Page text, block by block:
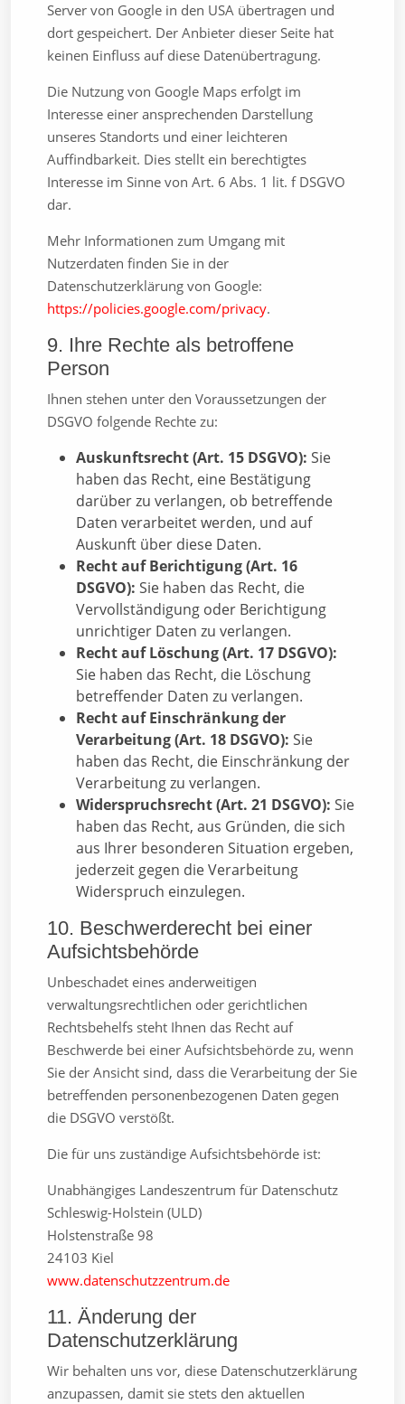
Server von Google in den USA übertragen und
dort gespeichert. Der Anbieter dieser Seite hat
keinen Einfluss auf diese Datenübertragung.
Die Nutzung von Google Maps erfolgt im
Interesse einer ansprechenden Darstellung
unseres Standorts und einer leichteren
Auffindbarkeit. Dies stellt ein berechtigtes
Interesse im Sinne von Art. 6 Abs. 1 lit. f DSGVO
dar.
Mehr Informationen zum Umgang mit
Nutzerdaten finden Sie in der
Datenschutzerklärung von Google:
https://policies.google.com/privacy.
9. Ihre Rechte als betroffene
Person
Ihnen stehen unter den Voraussetzungen der
DSGVO folgende Rechte zu:
Auskunftsrecht (Art. 15 DSGVO): Sie
haben das Recht, eine Bestätigung
darüber zu verlangen, ob betreffende
Daten verarbeitet werden, und auf
Auskunft über diese Daten.
Recht auf Berichtigung (Art. 16
DSGVO): Sie haben das Recht, die
Vervollständigung oder Berichtigung
unrichtiger Daten zu verlangen.
Recht auf Löschung (Art. 17 DSGVO):
Sie haben das Recht, die Löschung
betreffender Daten zu verlangen.
Recht auf Einschränkung der
Verarbeitung (Art. 18 DSGVO): Sie
haben das Recht, die Einschränkung der
Verarbeitung zu verlangen.
Widerspruchsrecht (Art. 21 DSGVO): Sie
haben das Recht, aus Gründen, die sich
aus Ihrer besonderen Situation ergeben,
jederzeit gegen die Verarbeitung
Widerspruch einzulegen.
10. Beschwerderecht bei einer
Aufsichtsbehörde
Unbeschadet eines anderweitigen
verwaltungsrechtlichen oder gerichtlichen
Rechtsbehelfs steht Ihnen das Recht auf
Beschwerde bei einer Aufsichtsbehörde zu, wenn
Sie der Ansicht sind, dass die Verarbeitung der Sie
betreffenden personenbezogenen Daten gegen
die DSGVO verstößt.
Die für uns zuständige Aufsichtsbehörde ist:
Unabhängiges Landeszentrum für Datenschutz
Schleswig-Holstein (ULD)
Holstenstraße 98
24103 Kiel
www.datenschutzzentrum.de
11. Änderung der
Datenschutzerklärung
Wir behalten uns vor, diese Datenschutzerklärung
anzupassen, damit sie stets den aktuellen